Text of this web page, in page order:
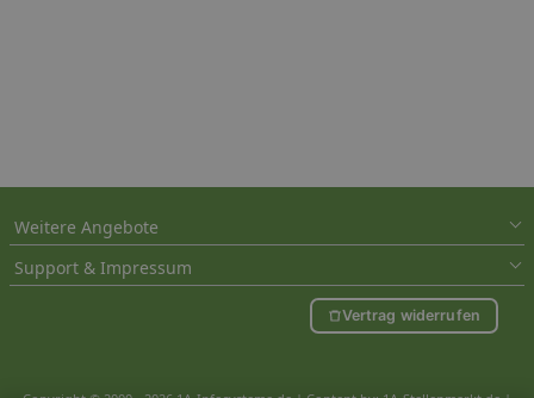
Weitere Angebote
Support & Impressum
Vertrag widerrufen